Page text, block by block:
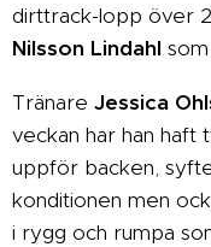
dirttrack-lopp över
Nilsson Lindahl
Tränare Jessica
veckan har han haft
uppför backen,
konditionen men
i rygg och rumpa